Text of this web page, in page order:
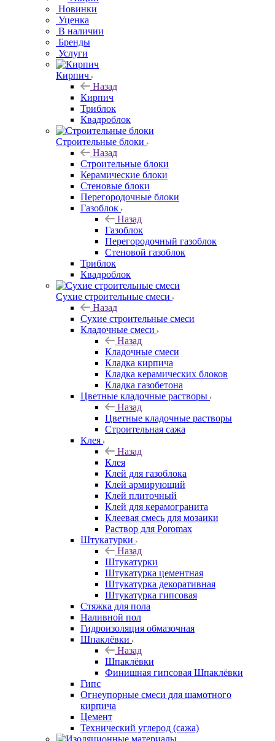
Новинки
Уценка
В наличии
Бренды
Услуги
Кирпич
Назад
Кирпич
Триблок
Квадроблок
Строительные блоки
Назад
Строительные блоки
Керамические блоки
Стеновые блоки
Перегородочные блоки
Газоблок
Назад
Газоблок
Перегородочный газоблок
Стеновой газоблок
Триблок
Квадроблок
Сухие строительные смеси
Назад
Сухие строительные смеси
Кладочные смеси
Назад
Кладочные смеси
Кладка кирпича
Кладка керамических блоков
Кладка газобетона
Цветные кладочные растворы
Назад
Цветные кладочные растворы
Строительная сажа
Клея
Назад
Клея
Клей для газоблока
Клей армирующий
Клей плиточный
Клей для керамогранита
Клеевая смесь для мозаики
Раствор для Poromax
Штукатурки
Назад
Штукатурки
Штукатурка цементная
Штукатурка декоративная
Штукатурка гипсовая
Стяжка для пола
Наливной пол
Гидроизоляция обмазочная
Шпаклёвки
Назад
Шпаклёвки
Финишная гипсовая Шпаклёвки
Гипс
Огнеупорные смеси для шамотного
кирпича
Цемент
Технический углерод (сажа)